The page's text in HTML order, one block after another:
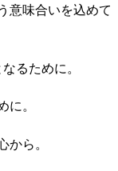
意味合いを込めて
るために。
。
ら。